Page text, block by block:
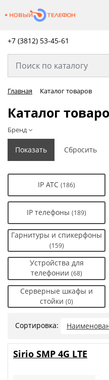
+7 (3812) 53-45-61
Главная Каталог товаров
Каталог
Бренд
IP АТС (186)
IP телефоны (189)
Гарнитуры и спикерфоны
(159)
Устройства для
телефонии (68)
Серверные шкафы и
стойки (0)
Сортировка:
Sirio SMP 4G LTE